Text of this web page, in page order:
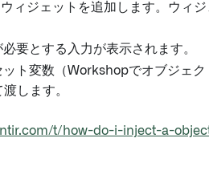
ィジェットを追加します。ウィ
要とする入力が表示されます。
ト変数（Workshopでオブジェ
します。
t/how-do-i-inject-a-